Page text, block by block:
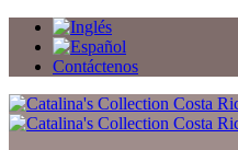
Contáctenos